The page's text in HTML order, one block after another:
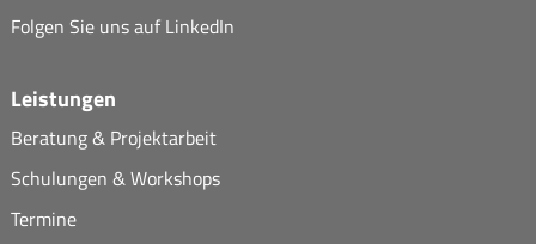
Folgen Sie uns auf LinkedIn
Leistungen
Beratung & Projektarbeit
Schulungen & Workshops
Termine